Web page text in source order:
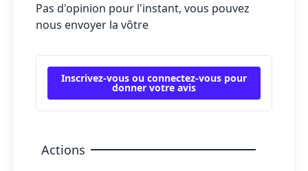
Pas d'opinion pour l'instant, vous pouvez
nous envoyer la vôtre
Inscrivez-vous ou connectez-vous pour
donner votre avis
Actions